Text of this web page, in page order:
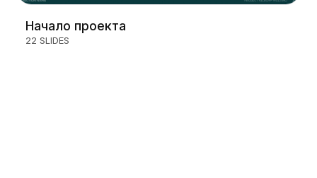
Начало проекта
22 SLIDES